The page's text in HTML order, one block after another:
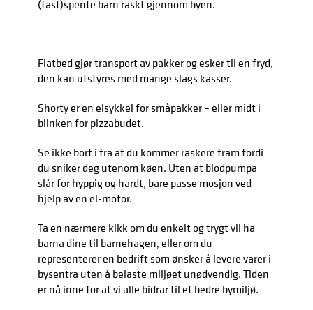
(fast)spente barn raskt gjennom byen.
Flatbed gjør transport av pakker og esker til en fryd,
den kan utstyres med mange slags kasser.
Shorty er en elsykkel for småpakker – eller midt i
blinken for pizzabudet.
Se ikke bort i fra at du kommer raskere fram fordi
du sniker deg utenom køen. Uten at blodpumpa
slår for hyppig og hardt, bare passe mosjon ved
hjelp av en el-motor.
Ta en nærmere kikk om du enkelt og trygt vil ha
barna dine til barnehagen, eller om du
representerer en bedrift som ønsker å levere varer i
bysentra uten å belaste miljøet unødvendig. Tiden
er nå inne for at vi alle bidrar til et bedre bymiljø.